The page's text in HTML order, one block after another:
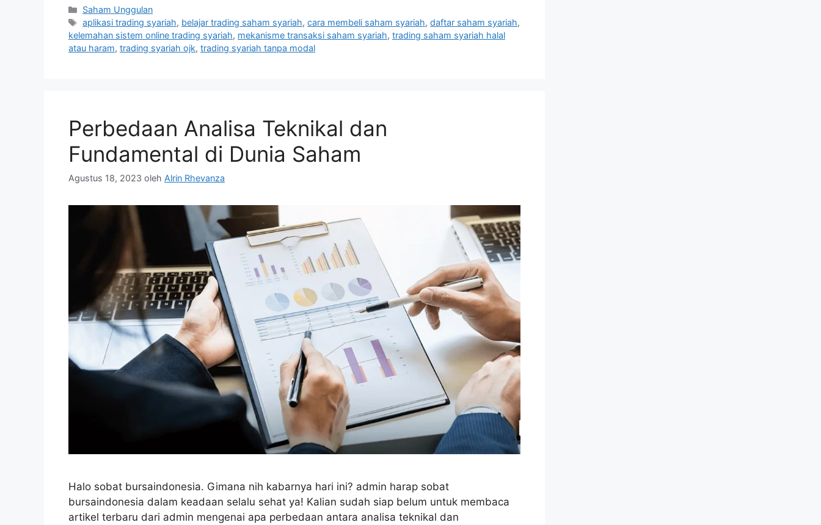
Kategori
Saham Unggulan
Tag
aplikasi trading syariah, belajar trading saham syariah,cara membeli saham syariah,daftar saham syariah,
kelemahan sistem online trading syariah, mekanisme transaksi saham syariah, trading saham syariah halal
atau haram, trading syariah ojk, trading syariah tanpa modal
Perbedaan Analisa Teknikal dan
Fundamental di Dunia Saham
Agustus 18, 2023 oleh Alrin Rhevanza
Halo sobat bursaindonesia. Gimana nih kabarnya hari ini? admin harap sobat
bursaindonesia dalam keadaan selalu sehat ya! Kalian sudah siap belum untuk membaca
artikel terbaru dari admin mengenai apa perbedaan antara analisa teknikal dan